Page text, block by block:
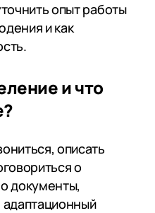
опыт работы
и как
и что
описать
о
документы,
адаптационный